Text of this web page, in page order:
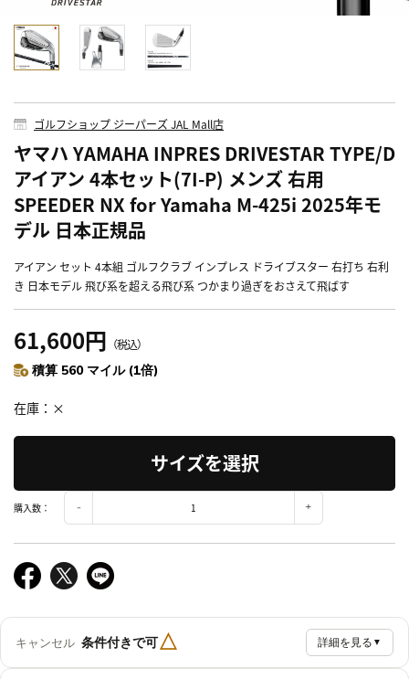
ゴルフショップ ジーパーズ JAL Mall店
ヤマハ YAMAHA INPRES DRIVESTAR TYPE/D
アイアン 4本セット(7I-P) メンズ 右用
SPEEDER NX for Yamaha M-425i 2025年モ
デル 日本正規品
アイアン セット 4本組 ゴルフクラブ インプレス ドライブスター 右打ち 右利
き 日本モデル 飛び系を超える飛び系 つかまり過ぎをおさえて飛ばす
61,600円 （税込）
積算 560 マイル (1倍)
在庫 ×
サイズを選択
購入数：
キャンセル 条件付きで可△ 詳細を見る ▼